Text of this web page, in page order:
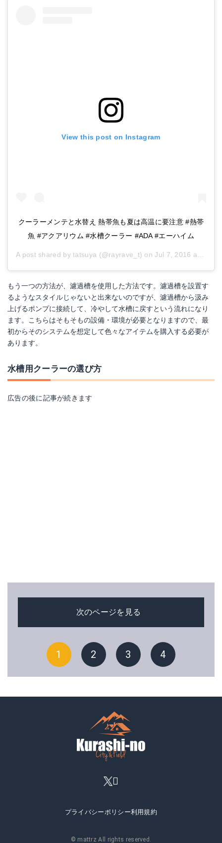
View this post on Instagram
クーラーメンテと水替え 熱帯魚も夏は高温に要注意 #熱帯
魚 #アクアリウム #水槽クーラー #ADA #エーハイム
A post shared bytatsuya (@rayrave_t) onJul 7, 2016 at 11:55pm PDT
もう一つの方法が、濾過槽を使用した方法です。濾過槽を設置す
るようなスタイルじゃないと出来ないのですが、濾過槽から汲み
上げるポンプに接続して、冷やして水槽に戻すという流れになり
ます。こちらはそもそもの設備・環境が必要となりますので、最
初からそのシステムを想定して色々なアイテムを購入する必要が
あります。
水槽用クーラーの選び方
広告の後に記事が続きます
次のページを見る
1 2 3 4
プライバシーポリシー利用規約
© mattrz All rights reserved.